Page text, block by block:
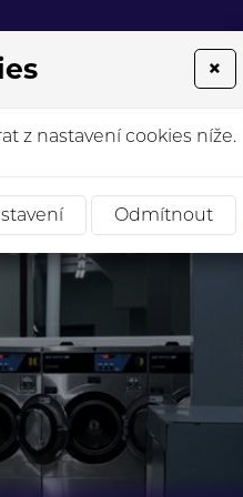
+420 603 599 991
KOMU PEREME
×
z nastavení cookies níže.
Odmítnout